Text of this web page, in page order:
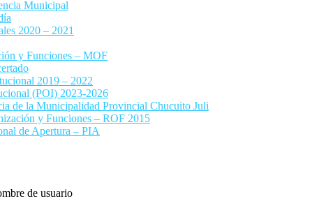
Municipal
2020 – 2021
y Funciones – MOF
2019 – 2022
(POI) 2023-2026
de la Municipalidad Provincial Chucuito Juli
y Funciones – ROF 2015
de Apertura – PIA
de usuario